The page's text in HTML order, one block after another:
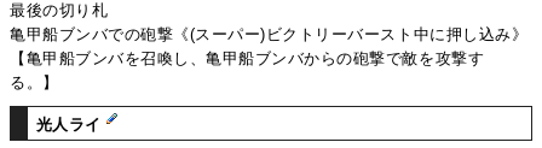
最後の切り札
亀甲船ブンバでの砲撃《(スーパー)ビクトリーバースト中に押し込み》
【亀甲船ブンバを召喚し、亀甲船ブンバからの砲撃で敵を攻撃す
る。】
光人ライ